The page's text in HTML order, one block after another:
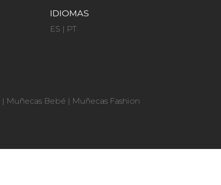
IDIOMAS
ES | PT
| Muñecas Bebé | Muñecas Fashion